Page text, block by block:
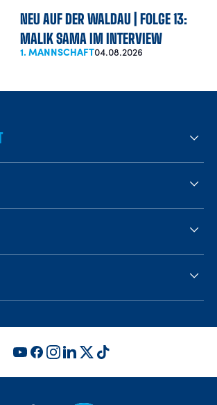
NEU AUF DER WALDAU | FOLGE 13:
MALIK SAMA IM INTERVIEW
1. MANNSCHAFT04.08.2026